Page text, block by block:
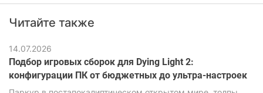
которые будут заметно выше чем у предыдущих частей
Читайте также
14.07.2026
Подбор игровых сборок для Dying Light 2:
конфигурации ПК от бюджетных до ультра-настроек